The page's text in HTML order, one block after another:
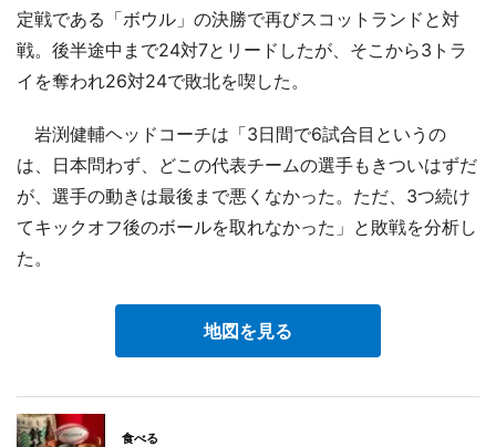
定戦である「ボウル」の決勝で再びスコットランドと対
戦。後半途中まで24対7とリードしたが、そこから3トラ
イを奪われ26対24で敗北を喫した。
岩渕健輔ヘッドコーチは「3日間で6試合目というの
は、日本問わず、どこの代表チームの選手もきついはずだ
が、選手の動きは最後まで悪くなかった。ただ、3つ続け
てキックオフ後のボールを取れなかった」と敗戦を分析し
た。
地図を見る
食べる